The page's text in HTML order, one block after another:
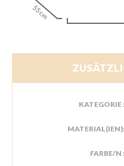
55 cm
KATEGORIE :
MATERIAL(IEN):
FARBE/N :